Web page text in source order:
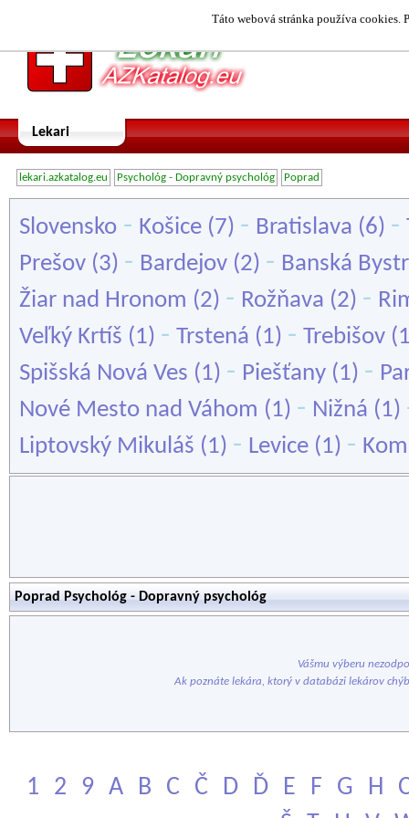
Táto webová stránka používa cookies.
Lekari
lekari.azkatalog.eu Psychológ - Dopravný psychológ Poprad
Slovensko - Košice (7) - Bratislava (6) -
Prešov (3) - Bardejov (2) - Banská
Žiar nad Hronom (2) - Rožňava (2) -
Veľký Krtíš (1) - Trstená (1) - Trebišov
Spišská Nová Ves (1) - Piešťany (1) -
Nové Mesto nad Váhom (1) - Nižná (1)
Liptovský Mikuláš (1) - Levice (1) -
Poprad Psychológ - Dopravný psychológ
Vášmu výberu
Ak poznáte lekára, ktorý v databázi lekárov
1 2 9 A B C Č D Ď E F G H